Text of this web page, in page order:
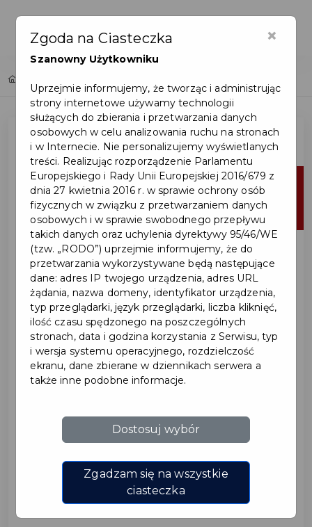
28
Szlachetna Paczka szuka
lokalnych wolontariuszy
×
Zgoda na Ciasteczka
Szanowny Użytkowniku
Uprzejmie informujemy, że tworząc i administrując
strony internetowe używamy technologii
służących do zbierania i przetwarzania danych
osobowych w celu analizowania ruchu na stronach
i w Internecie. Nie personalizujemy wyświetlanych
treści. Realizując rozporządzenie Parlamentu
Europejskiego i Rady Unii Europejskiej 2016/679 z
dnia 27 kwietnia 2016 r. w sprawie ochrony osób
fizycznych w związku z przetwarzaniem danych
osobowych i w sprawie swobodnego przepływu
takich danych oraz uchylenia dyrektywy 95/46/WE
(tzw. „RODO”) uprzejmie informujemy, że do
przetwarzania wykorzystywane będą następujące
dane: adres IP twojego urządzenia, adres URL
żądania, nazwa domeny, identyfikator urządzenia,
typ przeglądarki, język przeglądarki, liczba kliknięć,
ilość czasu spędzonego na poszczególnych
stronach, data i godzina korzystania z Serwisu, typ
i wersja systemu operacyjnego, rozdzielczość
ekranu, dane zbierane w dziennikach serwera a
także inne podobne informacje.
Dostosuj wybór
Zgadzam się na wszystkie
ciasteczka